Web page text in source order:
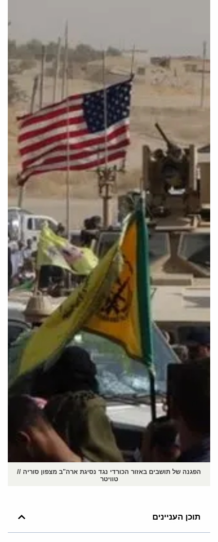
הפגנה של תושבים באזור הכורדי נגד נסיגת ארה"ב מצפון סוריה //
טוויטר
תוכן העניינים